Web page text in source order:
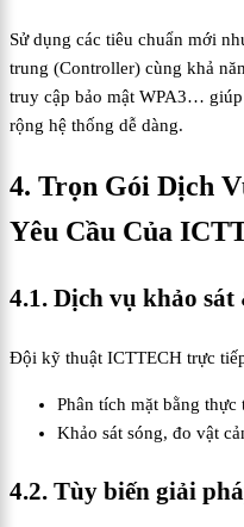
Sử dụng các tiêu chuẩn mới
trung (Controller) cùng khả
truy cập bảo mật WPA3…
rộng hệ thống dễ dàng.
4. Trọn Gói Dịch
Yêu Cầu Của
4.1. Dịch vụ khảo
Đội kỹ thuật ICTTECH trực
Phân tích mặt bằng thực
Khảo sát sóng, đo vật
4.2. Tùy biến giải